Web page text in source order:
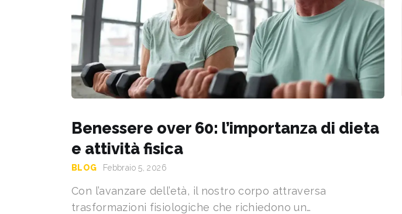
Benessere over 60: l’importanza di dieta
e attività fisica
BLOG Febbraio 5, 2026
Con l’avanzare dell’età, il nostro corpo attraversa
trasformazioni fisiologiche che richiedono un…